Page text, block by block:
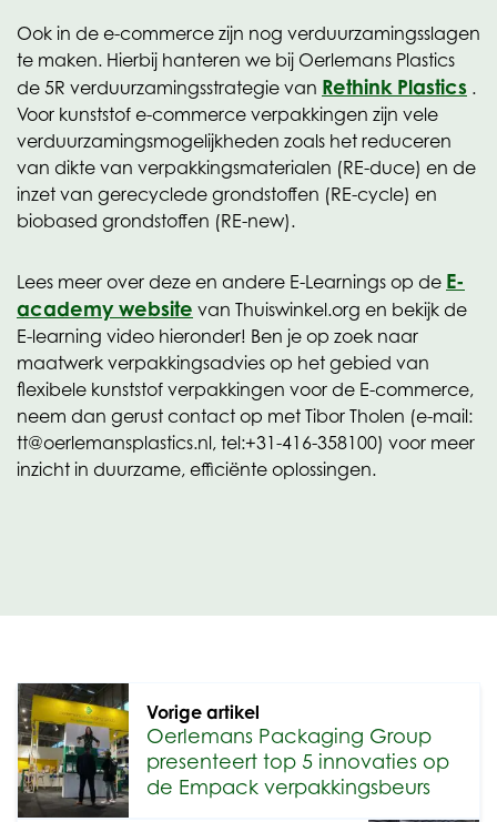
Ook in de e-commerce zijn nog verduurzamingsslagen
te maken. Hierbij hanteren we bij Oerlemans Plastics
de 5R verduurzamingsstrategie van Rethink Plastics .
Voor kunststof e-commerce verpakkingen zijn vele
verduurzamingsmogelijkheden zoals het reduceren
van dikte van verpakkingsmaterialen (RE-duce) en de
inzet van gerecyclede grondstoffen (RE-cycle) en
biobased grondstoffen (RE-new).
Lees meer over deze en andere E-Learnings op de E-
academy website van Thuiswinkel.org en bekijk de
E-learning video hieronder! Ben je op zoek naar
maatwerk verpakkingsadvies op het gebied van
flexibele kunststof verpakkingen voor de E-commerce,
neem dan gerust contact op met Tibor Tholen (e-mail:
tt@oerlemansplastics.nl, tel:+31-416-358100) voor meer
inzicht in duurzame, efficiënte oplossingen.
Vorige artikel
Oerlemans Packaging Group
presenteert top 5 innovaties op
de Empack verpakkingsbeurs